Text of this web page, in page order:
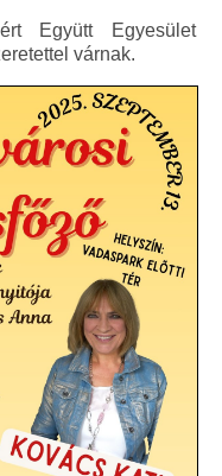
Együtt Egyesület
várnak.